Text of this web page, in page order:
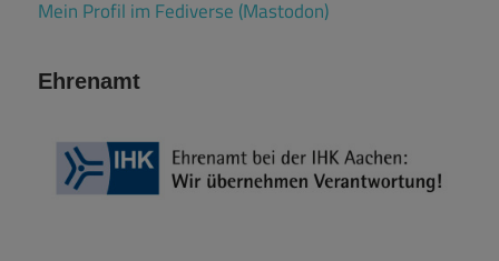
Mein Profil im Fediverse (Mastodon)
Ehrenamt